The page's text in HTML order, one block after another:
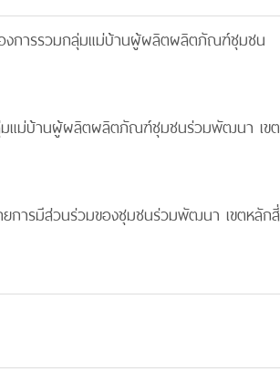
งการรวมกลุ่มแม่บ้านผู้ผลิตผลิตภัณฑ์ชุมชน
แม่บ้านผู้ผลิตผลิตภัณฑ์ชุมชนร่วมพัฒนา เขต
ารมีส่วนร่วมของชุมชนร่วมพัฒนา เขตหลักสี่